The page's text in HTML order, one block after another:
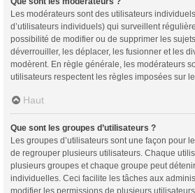
Les modérateurs sont des utilisateurs
d’utilisateurs individuels) qui surveillent
possibilité de modifier ou de supprimer les
déverrouiller, les déplacer, les fusionner et les
modèrent. En règle générale, les modérateurs
utilisateurs respectent les règles imposées sur
Haut
Que sont les groupes d’utilisateurs ?
Les groupes d’utilisateurs sont une façon pour
de regrouper plusieurs utilisateurs. Chaque
plusieurs groupes et chaque groupe peut
individuelles. Ceci facilite les tâches aux
modifier les permissions de plusieurs